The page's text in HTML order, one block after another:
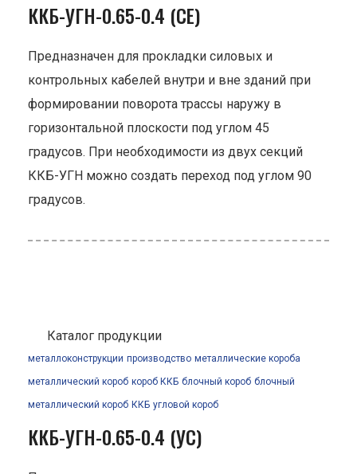
ККБ-УГН-0.65-0.4 (СЕ)
Предназначен для прокладки силовых и
контрольных кабелей внутри и вне зданий при
формировании поворота трассы наружу в
горизонтальной плоскости под углом 45
градусов. При необходимости из двух секций
ККБ-УГН можно создать переход под углом 90
градусов.
Каталог продукции
металлоконструкции производство металлические короба
металлический короб короб ККБ блочный короб блочный
металлический короб ККБ угловой короб
ККБ-УГН-0.65-0.4 (УС)